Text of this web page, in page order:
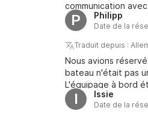
communication
semaine pour
retard). Des objets
l'arrêt, nous
P Philipp
Date de la
Traduit depuis :
Nous avions
bateau n'était pas
L'équipage à bord
différent de celui
expliqué que c'était
I Issie
Date de la